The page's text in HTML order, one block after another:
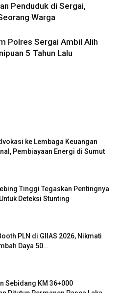
Penduduk di Sergai,
Warga
Polres Sergai Ambil Alih
5 Tahun Lalu
ke Lembaga Keuangan
Pembiayaan Energi di Sumut
Tinggi Tegaskan Pentingnya
Deteksi Stunting
PLN di GIIAS 2026, Nikmati
Daya 50...
Sebidang KM 36+000